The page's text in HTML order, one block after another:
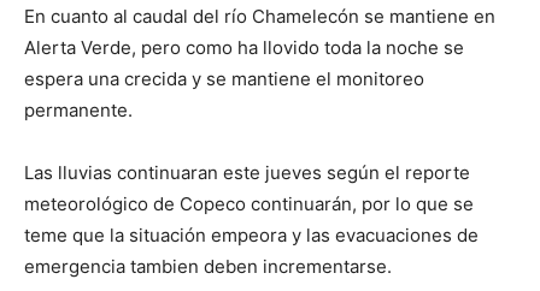
En cuanto al caudal del río Chamelecón se mantiene en
Alerta Verde, pero como ha llovido toda la noche se
espera una crecida y se mantiene el monitoreo
permanente.
Las lluvias continuaran este jueves según el reporte
meteorológico de Copeco continuarán, por lo que se
teme que la situación empeora y las evacuaciones de
emergencia tambien deben incrementarse.